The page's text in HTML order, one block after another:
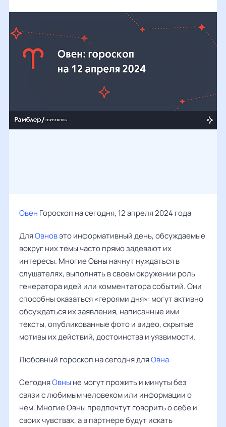
Овен Гороскоп на сегодня, 12 апреля 2024 года
ДляОвновэто информативный день, обсуждаемые
вокруг них темы часто прямо задевают их
интересы. Многие Овны начнут нуждаться в
слушателях, выполнять в своем окружении роль
генератора идей или комментатора событий. Они
способны оказаться «героями дня»: могут активно
обсуждаться их заявления, написанные ими
тексты, опубликованные фото и видео, скрытые
мотивы их действий, достоинства и уязвимости.
Любовный гороскоп на сегодня дляОвна
СегодняОвны не могут прожить и минуты без
связи с любимым человеком или информации о
нем. Многие Овны предпочтут говорить о себе и
своих чувствах, а в партнере будут искать